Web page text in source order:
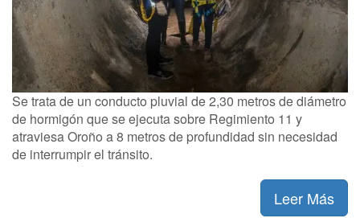
Se trata de un conducto pluvial de 2,30 metros de diámetro
de hormigón que se ejecuta sobre Regimiento 11 y
atraviesa Oroño a 8 metros de profundidad sin necesidad
de interrumpir el tránsito.
Leer Más